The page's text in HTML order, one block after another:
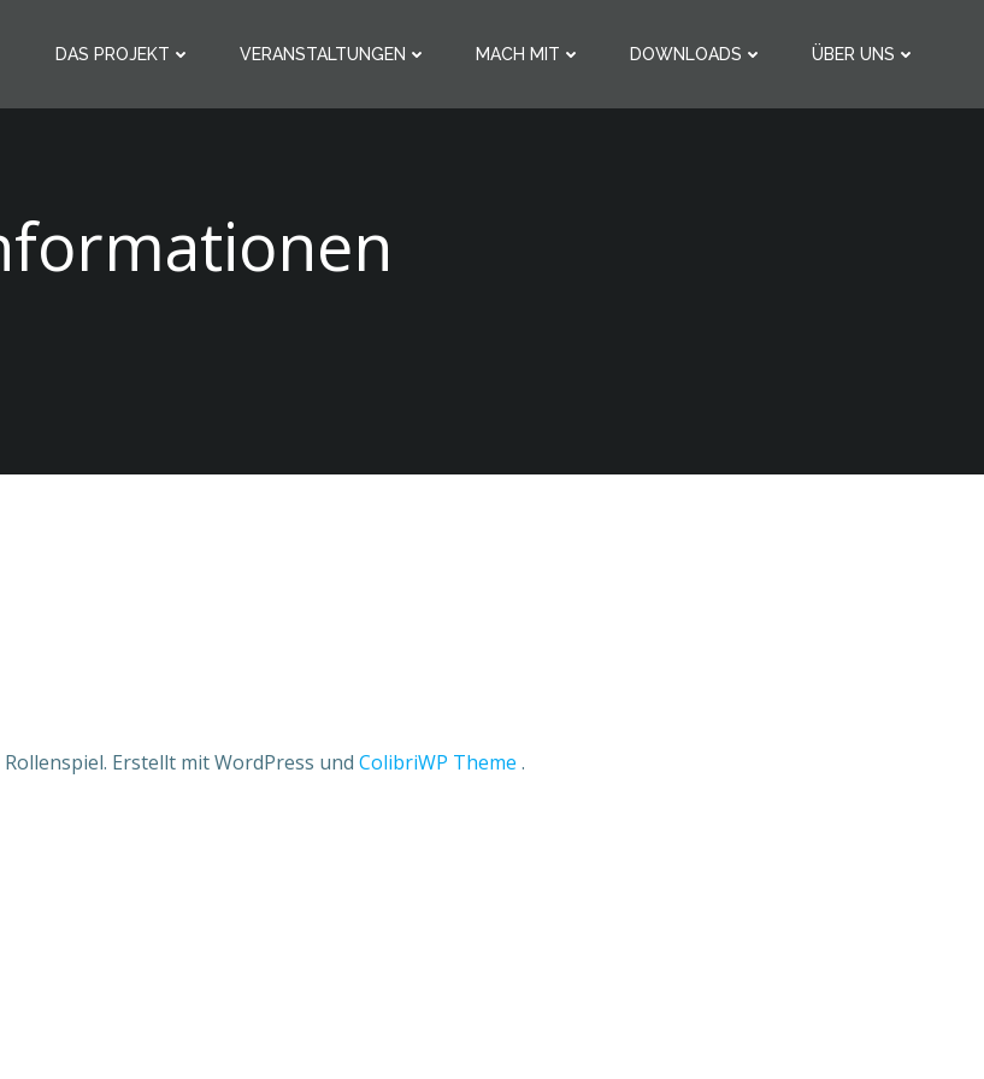
DAS PROJEKT VERANSTALTUNGEN MACH MIT DOWNLOADS ÜBER UNS
Erstellt mit WordPress und ColibriWP Theme .